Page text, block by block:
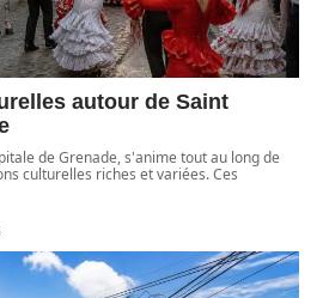
autour de Saint
de Grenade, s'anime tout au long de
culturelles riches et variées. Ces